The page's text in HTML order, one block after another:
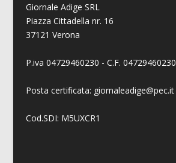
Giornale Adige SRL
Piazza Cittadella nr. 16
37121 Verona
P.iva 04729460230 - C.F. 04729460230
Posta certificata: giornaleadige@pec.it
Cod.SDI: M5UXCR1